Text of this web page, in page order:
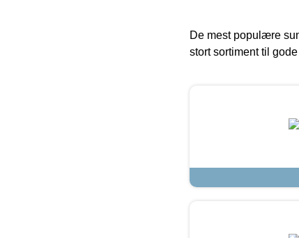
De mest populære
stort sortiment til gode